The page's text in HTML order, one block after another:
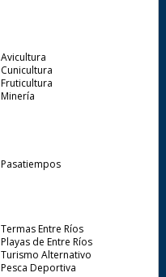
Avicultura
Cunicultura
Fruticultura
Minería
Pasatiempos
Termas Entre Ríos
Playas de Entre Ríos
Turismo Alternativo
Pesca Deportiva